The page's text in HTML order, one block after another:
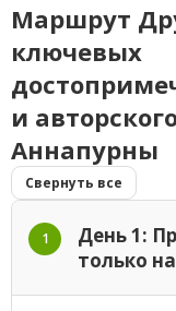
Маршрут
ключевых
и
Аннапурны
Свернуть все
1
День 1:
только